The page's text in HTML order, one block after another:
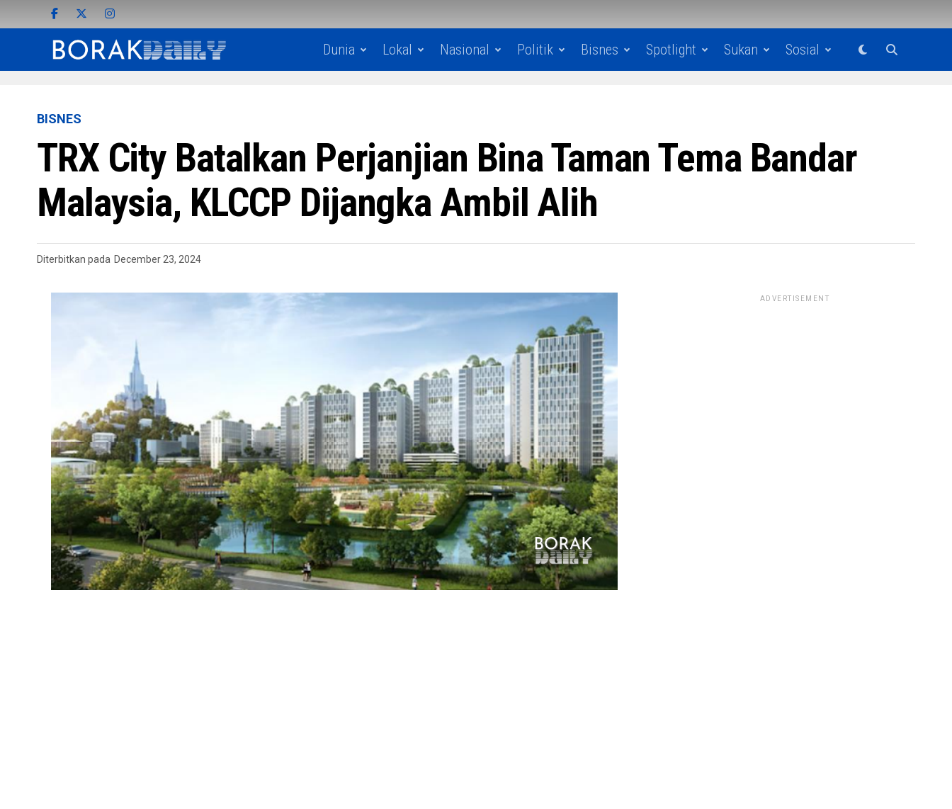
Dunia Lokal Nasional Politik Bisnes Spotlight Sukan Sosial
BISNES
TRX City Batalkan Perjanjian Bina Taman Tema Bandar
Malaysia, KLCCP Dijangka Ambil Alih
Diterbitkan pada December 23, 2024
ADVERTISEMENT